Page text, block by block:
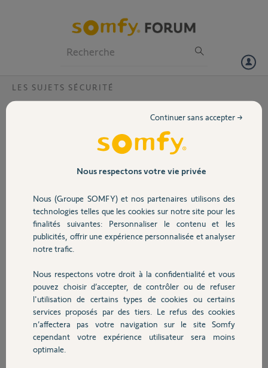
Volet
Sécurité
Domotique
Chauffage
Autres produits
LES SUJETS SÉCURITÉ
Desinstaller un camera interieure
Bonjour,
Je n arrive pas a
intérieure de mon appli
mettre sur somfi
protect.le bouton de rejet ne fonctionne.
Pouvez vous le faire a distance ?
Merci,
Christophe C.
il y a 2 mois
Participer au fil de discussion
Réponses
Nous respectons votre vie privée
Nous (Groupe SOMFY) et nos partenaires utilisons des
technologies telles que les cookies sur notre site pour les
finalités suivantes: Personnaliser le contenu et les
publicités, offrir une expérience personnalisée et analyser
notre trafic.
Nous respectons votre droit à la confidentialité et vous
pouvez choisir d’accepter, de contrôler ou de refuser
l'utilisation de certains types de cookies ou certains
services proposés par des tiers. Le refus des cookies
n’affectera pas votre navigation sur le site Somfy
cependant votre expérience utilisateur sera moins
optimale.
Continuer sans accepter →